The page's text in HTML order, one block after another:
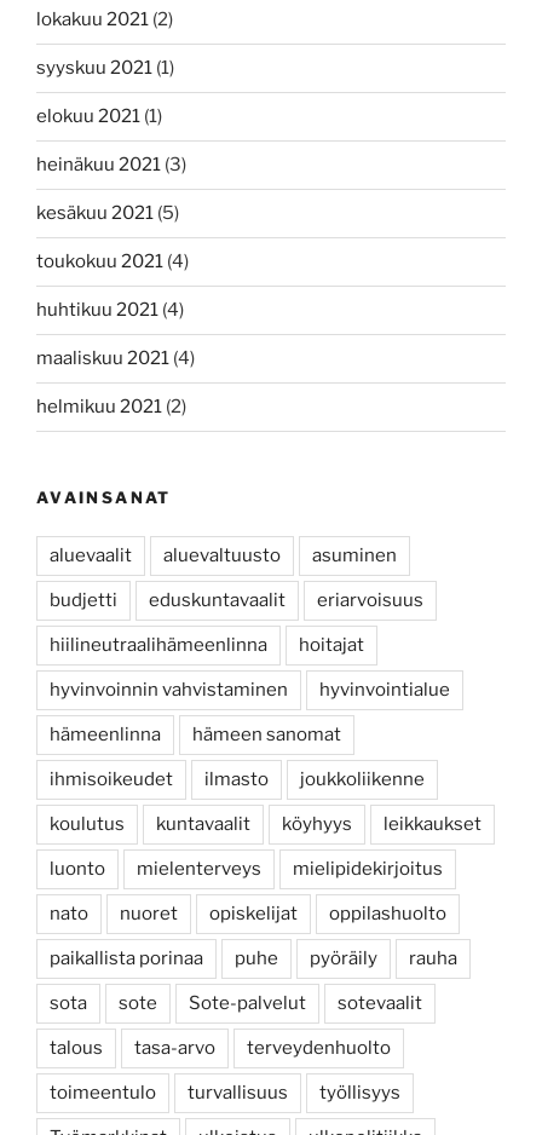
lokakuu 2021 (2)
syyskuu 2021 (1)
elokuu 2021 (1)
heinäkuu 2021 (3)
kesäkuu 2021 (5)
toukokuu 2021 (4)
huhtikuu 2021 (4)
maaliskuu 2021 (4)
helmikuu 2021 (2)
AVAINSANAT
aluevaalit aluevaltuusto asuminen
budjetti eduskuntavaalit eriarvoisuus
hiilineutraalihämeenlinna hoitajat
hyvinvoinnin vahvistaminen hyvinvointialue
hämeenlinna hämeen sanomat
ihmisoikeudet ilmasto joukkoliikenne
koulutus kuntavaalit köyhyys leikkaukset
luonto mielenterveys mielipidekirjoitus
nato nuoret opiskelijat oppilashuolto
paikallista porinaa puhe pyöräily rauha
sota sote Sote-palvelut sotevaalit
talous tasa-arvo terveydenhuolto
toimeentulo turvallisuus työllisyys